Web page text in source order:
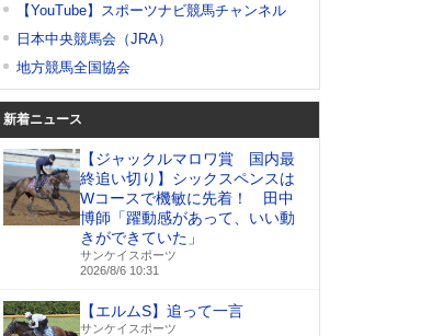
【YouTube】スポーツナビ競馬チャンネル
日本中央競馬会（JRA）
地方競馬全国協会
新着ニュース
【ジャックルマロワ賞 国内最
終追い切り】シックスペンスは
Wコースで機敏に先着！ 田中
博師「躍動感があって、いい動
きができていた」
サンケイスポーツ
2026/8/6 10:31
【エルムS】追って一言
サンケイスポーツ